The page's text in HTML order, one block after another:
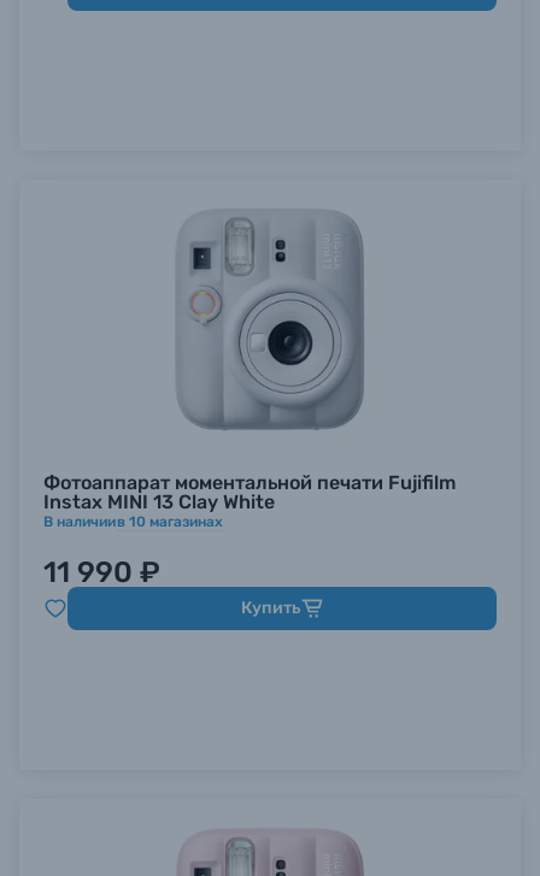
Фотоаппарат моментальной печати Fujifilm
Instax MINI 13 Clay White
В наличиив 10 магазинах
11 990 ₽
Купить